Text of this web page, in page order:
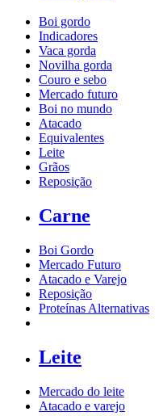
Boi gordo
Indicadores
Vaca gorda
Novilha gorda
Couro e sebo
Mercado futuro
Boi no mundo
Atacado
Equivalentes
Leite
Grãos
Reposição
Carne
Boi Gordo
Mercado Futuro
Atacado e Varejo
Reposição
Proteínas Alternativas
Leite
Mercado do leite
Atacado e varejo